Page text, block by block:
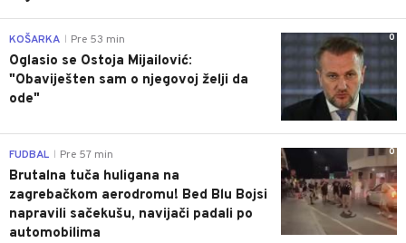
0
KOŠARKA Pre 53 min
Oglasio se Ostoja Mijailović:
"Obaviješten sam o njegovoj želji da
ode"
0
FUDBAL Pre 57 min
Brutalna tuča huligana na
zagrebačkom aerodromu! Bed Blu Bojsi
napravili sačekušu, navijači padali po
automobilima